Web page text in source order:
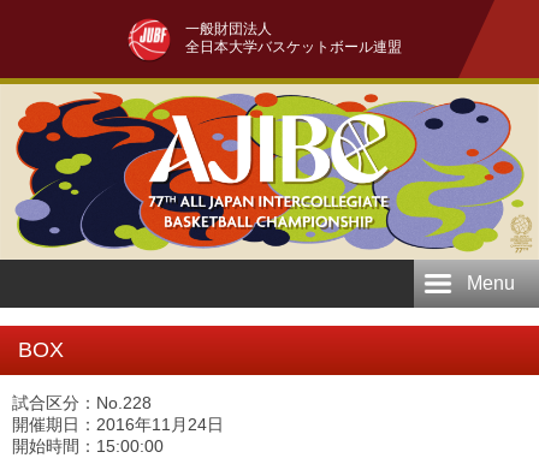
一般財団法人
全日本大学バスケットボール連盟
Menu
BOX
試合区分：No.228
開催期日：2016年11月24日
開始時間：15:00:00